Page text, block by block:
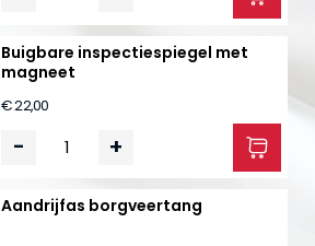
Buigbare inspectiespiegel met
magneet
€ 22,00
- +
Aandrijfas borgveertang